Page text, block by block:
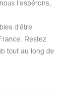
l’espérons,
d’être
Restez
tout au long de